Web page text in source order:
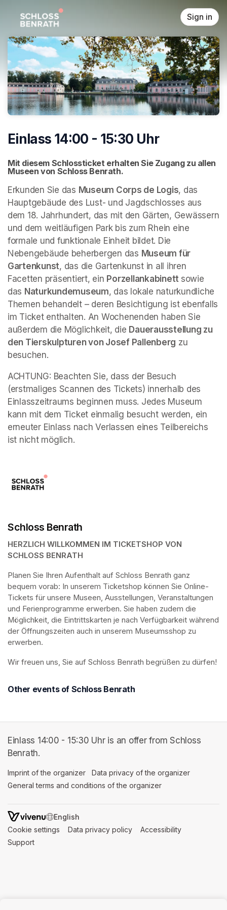
Sign in
Einlass 14:00 - 15:30 Uhr
Mit diesem Schlossticket erhalten Sie Zugang zu allen
Museen von Schloss Benrath.
Erkunden Sie das Museum Corps de Logis, das
Hauptgebäude des Lust- und Jagdschlosses aus
dem 18. Jahrhundert, das mit den Gärten, Gewässern
und dem weitläufigen Park bis zum Rhein eine
formale und funktionale Einheit bildet. Die
Nebengebäude beherbergen das Museum für
Gartenkunst, das die Gartenkunst in all ihren
Facetten präsentiert, ein Porzellankabinett sowie
das Naturkundemuseum, das lokale naturkundliche
Themen behandelt – deren Besichtigung ist ebenfalls
im Ticket enthalten. An Wochenenden haben Sie
außerdem die Möglichkeit, die Dauerausstellung zu
den Tierskulpturen von Josef Pallenberg zu
besuchen.
ACHTUNG: Beachten Sie, dass der Besuch
(erstmaliges Scannen des Tickets) innerhalb des
Einlasszeitraums beginnen muss. Jedes Museum
kann mit dem Ticket einmalig besucht werden, ein
erneuter Einlass nach Verlassen eines Teilbereichs
ist nicht möglich.
Schloss Benrath
HERZLICH WILLKOMMEN IM TICKETSHOP VON
SCHLOSS BENRATH
Planen Sie Ihren Aufenthalt auf Schloss Benrath ganz
bequem vorab: In unserem Ticketshop können Sie Online-
Tickets für unsere Museen, Ausstellungen, Veranstaltungen
und Ferienprogramme erwerben. Sie haben zudem die
Möglichkeit, die Eintrittskarten je nach Verfügbarkeit während
der Öffnungszeiten auch in unserem Museumsshop zu
erwerben.
Wir freuen uns, Sie auf Schloss Benrath begrüßen zu dürfen!
Other events of Schloss Benrath
Einlass 14:00 - 15:30 Uhr is an offer from Schloss
Benrath.
Imprint of the organizer (opens in a new tab)
Data privacy of the organizer
General terms and conditions of the organizer
SWITCH LANGUAGE
Cookie settings (opens in a new tab)
Data privacy policy (opens in a new tab)
Accessibility
Support